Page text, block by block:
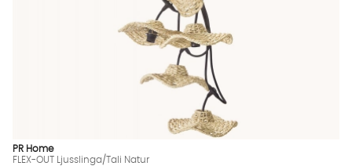
PR Home
FLEX-OUT Ljusslinga/Tali Natur